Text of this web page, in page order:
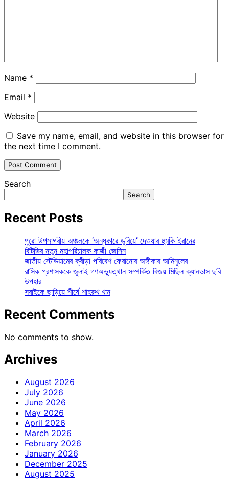
Name *
Email *
Website
Save my name, email, and website in this browser for
the next time I comment.
Search
Search
Recent Posts
পুরো উপসাগরীয় অঞ্চলকে ‘অন্ধকারে ডুবিয়ে’ দেওয়ার হুমকি ইরানের
বিটিভির নতুন মহাপরিচালক কাজী জেসিন
জাতীয় স্টেডিয়ামের ক্রীড়া পরিবেশ ফেরানোর অঙ্গীকার আমিনুলের
রাসিক প্রশাসককে জুলাই গণঅভ্যুত্থান সম্পর্কিত বিজয় মিছিল ক্যানভাস ছবি
উপহার
সবাইকে ছাড়িয়ে শীর্ষে শাহরুখ খান
Recent Comments
No comments to show.
Archives
August 2026
July 2026
June 2026
May 2026
April 2026
March 2026
February 2026
January 2026
December 2025
August 2025